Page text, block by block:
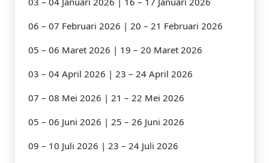
06 – 07 Februari 2026 | 20 – 21 Februari 2026
05 – 06 Maret 2026 | 19 – 20 Maret 2026
03 – 04 April 2026 | 23 – 24 April 2026
07 – 08 Mei 2026 | 21 – 22 Mei 2026
05 – 06 Juni 2026 | 25 – 26 Juni 2026
09 – 10 Juli 2026 | 23 – 24 Juli 2026